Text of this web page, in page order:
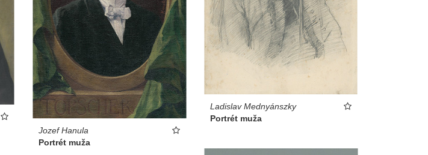
Jozef Hanula
Portrét muža
Ladislav Mednyánszky
Portrét muža